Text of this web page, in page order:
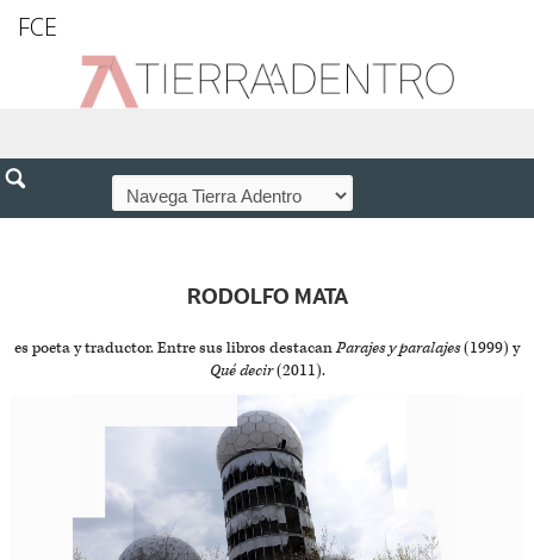
FCE
RODOLFO MATA
es poeta y traductor. Entre sus libros destacanParajes y paralajes(1999) y
Qué decir(2011).